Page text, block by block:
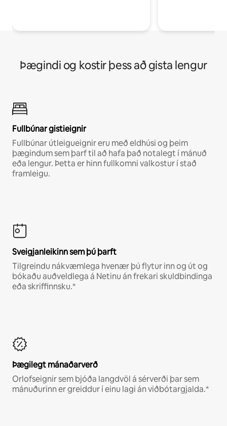
Þægindi og kostir þess að gista lengur
Fullbúnar gistieignir
Fullbúnar útleigueignir eru með eldhúsi og þeim
þægindum sem þarf til að hafa það notalegt í mánuð
eða lengur. Þetta er hinn fullkomni valkostur í stað
framleigu.
Sveigjanleikinn sem þú þarft
Tilgreindu nákvæmlega hvenær þú flytur inn og út og
bókaðu auðveldlega á Netinu án frekari skuldbindinga
eða skriffinnsku.*
Þægilegt mánaðarverð
Orlofseignir sem bjóða langdvöl á sérverði þar sem
mánuðurinn er greiddur í einu lagi án viðbótargjalda.*